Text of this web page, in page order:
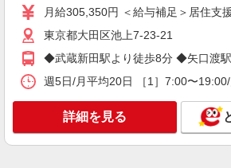
キープ
アルバイト パート
グループホーム せらび光が丘/1380000226-030
介護福祉士（役職なし）
時給1,400円 ＜給与補足＞※深夜割増（22〜5
時）、夜勤1手当（8,500
東京都練馬区土支田3-
月給305,350円 ＜給与補足＞居住
東京都大田区池上7-23-21
◆武蔵新田駅より徒歩8分 ◆矢口渡
週5日/月平均20日 ［1］7:00〜
詳細を見る